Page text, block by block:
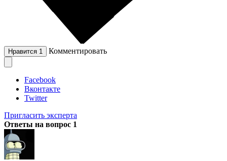
Нравится 1 Комментировать
Facebook
Вконтакте
Twitter
Пригласить эксперта
Ответы на вопрос 1